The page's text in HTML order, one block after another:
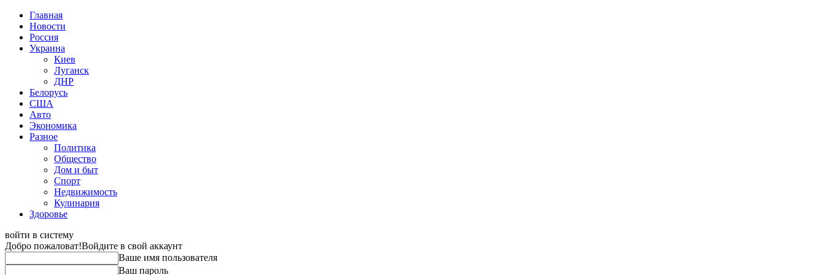
Главная
Новости
Россия
Украина
Киев
Луганск
ДНР
Белорусь
США
Авто
Экономика
Разное
Политика
Общество
Дом и быт
Спорт
Недвижимость
Кулинария
Здоровье
войти в систему
Добро пожаловат!Войдите в свой аккаунт
Ваше имя пользователя
Ваш пароль